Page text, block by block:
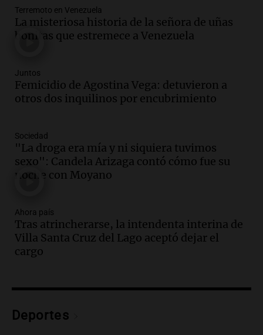
Episodios
Audio.Solicitan quiebra de Lebron
Group en medio de una investigación
Panorama Federal
Episodios
Audio.Detienen a pareja en Alderete por
mediante delivery
Panorama Federal
Episodios
Audio. El alzobispo García Cueva llama a
Panorama Federal
Episodios
Audio.La inflación en Buenos Aires
alcanza el 2,9% en julio, generando
Audio.
Terremoto en Venezuela
La misteriosa historia de la señora de uñas
bonitas que estremece a Venezuela
Juntos
Femicidio de Agostina Vega: detuvieron a
otros dos inquilinos por encubrimiento
Sociedad
"La droga era mía y ni siquiera tuvimos
sexo": Candela Arizaga contó cómo fue su
noche con Moyano
Ahora país
Tras atrincherarse, la intendenta interina de
Villa Santa Cruz del Lago aceptó dejar el
cargo
Deportes